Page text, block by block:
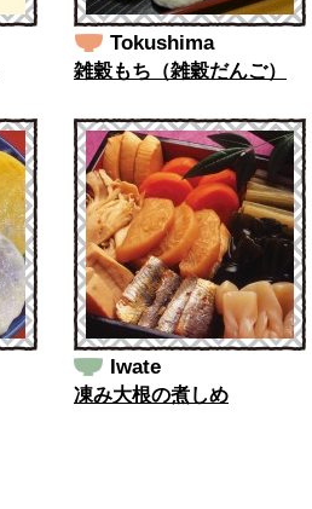
Tokushima
雑穀もち（雑穀だんご）
Iwate
凍み大根の煮しめ